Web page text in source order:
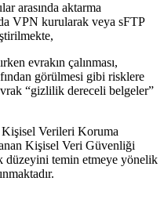
arasında aktarma
VPN kurularak veya sFTP
evrakın çalınması,
görülmesi gibi risklere
“gizlilik dereceli belgeler”
Kişisel Verileri Koruma
Kişisel Veri Güvenliği
temin etmeye yönelik